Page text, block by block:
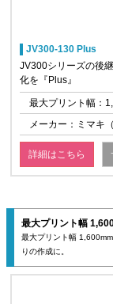
JV300-130 Plus
JV300シリーズの後
化を『Plus』
最大プリント幅：
メーカー：ミマキ（
詳細はこちら
最大プリント幅
最大プリント幅
りの作成に。